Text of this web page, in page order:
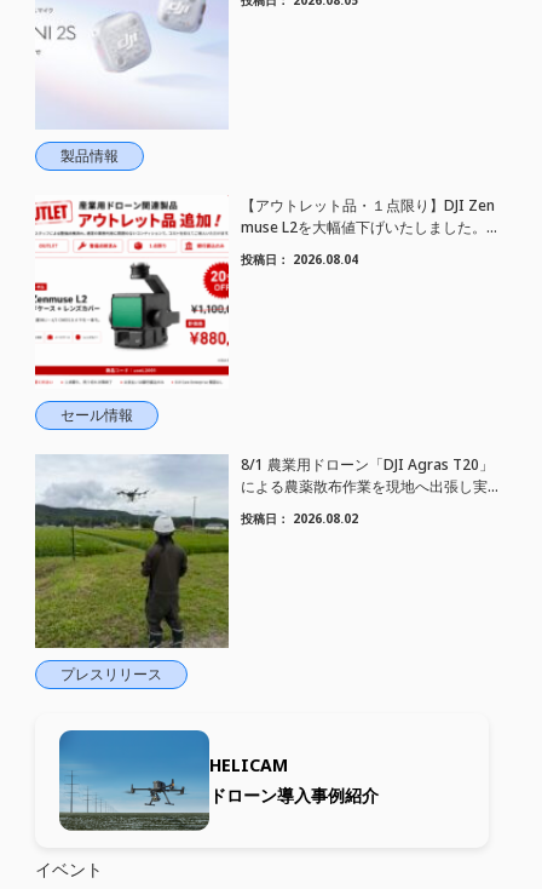
製品情報
トワイヤレスマイク DJI Mic Mini 2S 登場
セール情報
【アウトレット品・１点限り】DJI Zen
muse L2を大幅値下げいたしました。｜
HELICAM STORE
投稿日： 2026.08.04
プレスリリース
8/1 農業用ドローン「DJI Agras T20」
による農薬散布作業を現地へ出張し実施
しました
投稿日： 2026.08.02
HELICAM
ドローン導入事例紹介
イベント